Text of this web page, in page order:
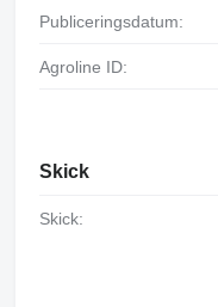
Publiceringsdatum:
Agroline ID:
Skick
Skick: